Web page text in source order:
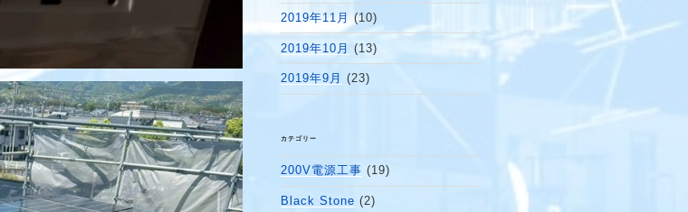
2019年11月(10)
2019年10月 (13)
2019年9月 (23)
カテゴリー
200V電源工事 (19)
Black Stone (2)